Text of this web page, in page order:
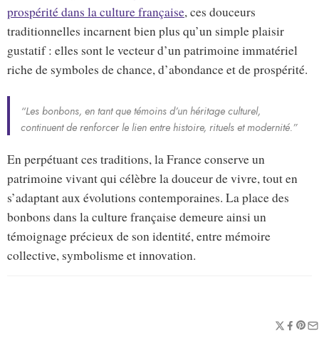
prospérité dans la culture française, ces douceurs
traditionnelles incarnent bien plus qu’un simple plaisir
gustatif : elles sont le vecteur d’un patrimoine immatériel
riche de symboles de chance, d’abondance et de prospérité.
“Les bonbons, en tant que témoins d’un héritage culturel,
continuent de renforcer le lien entre histoire, rituels et modernité.”
En perpétuant ces traditions, la France conserve un
patrimoine vivant qui célèbre la douceur de vivre, tout en
s’adaptant aux évolutions contemporaines. La place des
bonbons dans la culture française demeure ainsi un
témoignage précieux de son identité, entre mémoire
collective, symbolisme et innovation.